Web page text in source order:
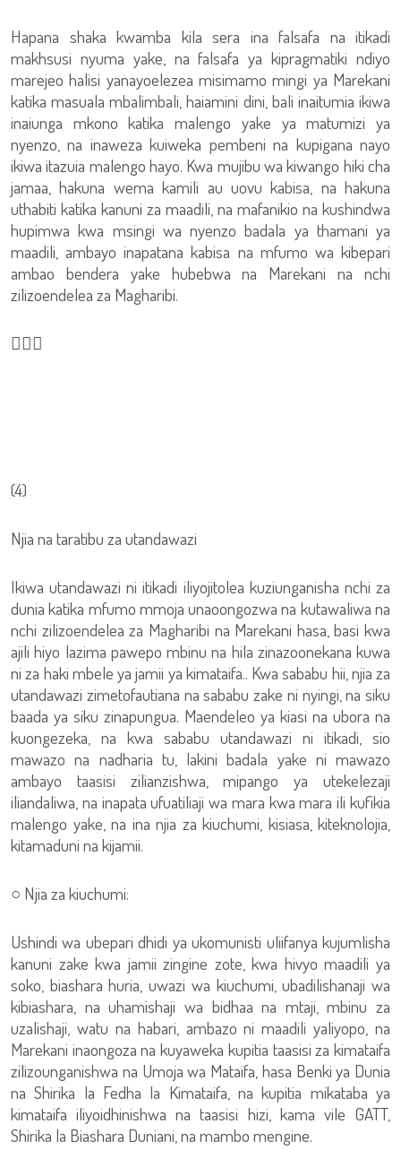
Hapana shaka kwamba kila sera ina falsafa na itikadi
makhsusi nyuma yake, na falsafa ya kipragmatiki ndiyo
marejeo halisi yanayoelezea misimamo mingi ya Marekani
katika masuala mbalimbali, haiamini dini, bali inaitumia ikiwa
inaiunga mkono katika malengo yake ya matumizi ya
nyenzo, na inaweza kuiweka pembeni na kupigana nayo
ikiwa itazuia malengo hayo. Kwa mujibu wa kiwango hiki cha
jamaa, hakuna wema kamili au uovu kabisa, na hakuna
uthabiti katika kanuni za maadili, na mafanikio na kushindwa
hupimwa kwa msingi wa nyenzo badala ya thamani ya
maadili, ambayo inapatana kabisa na mfumo wa kibepari
ambao bendera yake hubebwa na Marekani na nchi
zilizoendelea za Magharibi.

(4)
Njia na taratibu za utandawazi
Ikiwa utandawazi ni itikadi iliyojitolea kuziunganisha nchi za
dunia katika mfumo mmoja unaoongozwa na kutawaliwa na
nchi zilizoendelea za Magharibi na Marekani hasa, basi kwa
ajili hiyo lazima pawepo mbinu na hila zinazoonekana kuwa
ni za haki mbele ya jamii ya kimataifa.. Kwa sababu hii, njia za
utandawazi zimetofautiana na sababu zake ni nyingi, na siku
baada ya siku zinapungua. Maendeleo ya kiasi na ubora na
kuongezeka, na kwa sababu utandawazi ni itikadi, sio
mawazo na nadharia tu, lakini badala yake ni mawazo
ambayo taasisi zilianzishwa, mipango ya utekelezaji
iliandaliwa, na inapata ufuatiliaji wa mara kwa mara ili kufikia
malengo yake, na ina njia za kiuchumi, kisiasa, kiteknolojia,
kitamaduni na kijamii.
○ Njia za kiuchumi:
Ushindi wa ubepari dhidi ya ukomunisti uliifanya kujumlisha
kanuni zake kwa jamii zingine zote, kwa hivyo maadili ya
soko, biashara huria, uwazi wa kiuchumi, ubadilishanaji wa
kibiashara, na uhamishaji wa bidhaa na mtaji, mbinu za
uzalishaji, watu na habari, ambazo ni maadili yaliyopo, na
Marekani inaongoza na kuyaweka kupitia taasisi za kimataifa
zilizounganishwa na Umoja wa Mataifa, hasa Benki ya Dunia
na Shirika la Fedha la Kimataifa, na kupitia mikataba ya
kimataifa iliyoidhinishwa na taasisi hizi, kama vile GATT,
Shirika la Biashara Duniani, na mambo mengine.